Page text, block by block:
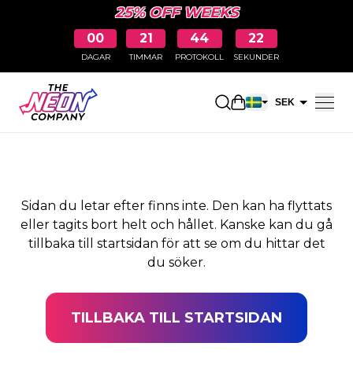
25% OFF WEEKS
00
DAGAR
21
TIMMAR
44
PROTOKOLL
21
SEKUNDER
ÖppnaSEK
SIDAN HITTADES INTE
Sidan du letar efter finns inte. Den kan ha flyttats
eller tagits bort helt och hållet. Kanske kan du gå
tillbaka till startsidan för att se om du hittar det
du söker.
TILLBAKA TILL STARTSIDAN